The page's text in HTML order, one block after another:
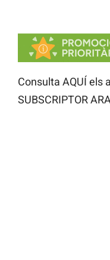
Consulta AQUÍ els
SUBSCRIPTOR